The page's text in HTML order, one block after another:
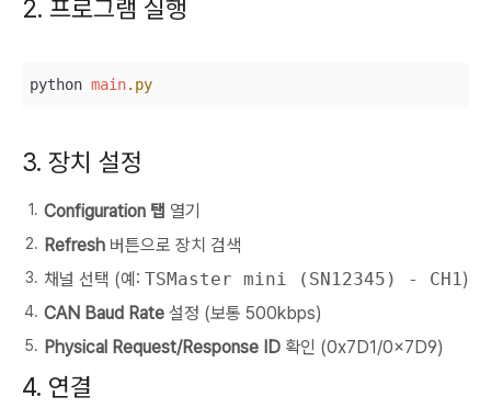
2. 프로그램 실행
python main.py
3. 장치 설정
Configuration 탭 열기
Refresh 버튼으로 장치 검색
채널 선택 (예: TSMaster mini (SN12345) - CH1)
CAN Baud Rate 설정 (보통 500kbps)
Physical Request/Response ID 확인 (0x7D1/0x7D9)
4. 연결